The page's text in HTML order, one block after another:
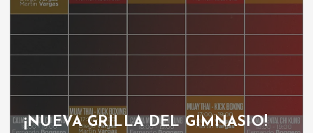
¡NUEVA GRILLA DEL GIMNASIO!